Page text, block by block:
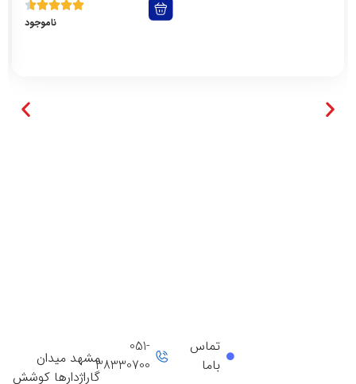
ناموجود
مشهد میدان
گاراژدارها کوشش
051-
38330700
تماس
باما